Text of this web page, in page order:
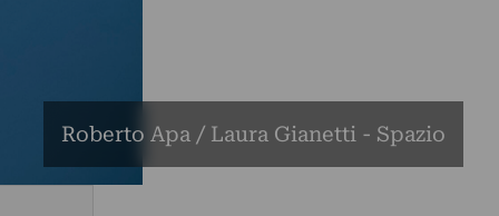
Roberto Apa / Laura Gianetti - Spazio